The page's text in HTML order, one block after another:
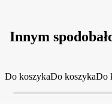
Innym
Do koszykaDo koszykaDo